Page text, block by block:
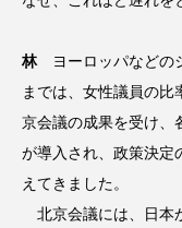
林ヨーロッパなどの
までは、女性議員の比
京会議の成果を受け、
が導入され、政策決定
えてきました。
北京会議には、日本